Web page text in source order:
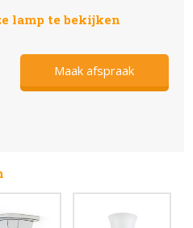
lamp te bekijken
Maak afspraak